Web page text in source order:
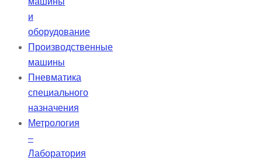
и
оборудование
Производственные
машины
Пневматика
специального
назначения
Метрология
–
Лаборатория